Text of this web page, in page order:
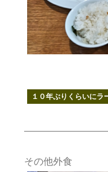
１０年ぶりくらいにラ
その他外食